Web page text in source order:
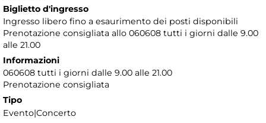
Biglietto d'ingresso
Ingresso libero fino a esaurimento dei posti disponibili
Prenotazione consigliata allo 060608 tutti i giorni dalle 9.00
alle 21.00
Informazioni
060608 tutti i giorni dalle 9.00 alle 21.00
Prenotazione consigliata
Tipo
Evento|Concerto